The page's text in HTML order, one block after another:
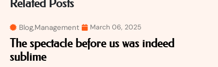
Related Posts
Blog,Management March 06, 2025
The spectacle before us was indeed
sublime